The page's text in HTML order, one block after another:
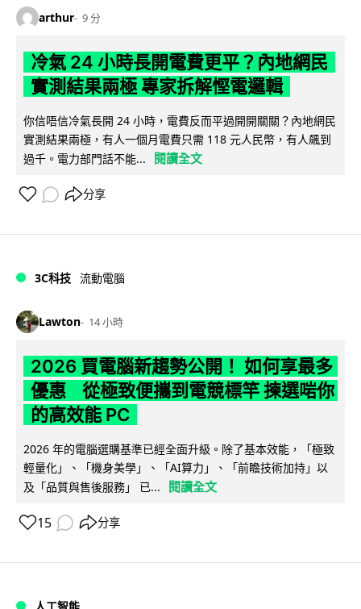
arthur 9 分
冷氣 24 小時長開電費更平？內地網民
實測結果兩極 專家拆解慳電邏輯
你信唔信冷氣長開 24 小時，電費反而平過開開關關？內地網民
實測結果兩極，有人一個月電費只需 118 元人民幣，有人飆到
過千。電力部門話不能...
閱讀全文
分享
3C科技 流動電腦
Lawton 14 小時
2026 買電腦新趨勢公開！ 如何享最多
優惠 從極致便攜到電競標竿 揀選啱你
的高效能 PC
2026 年的電腦選購基準已經全面升級。除了基本效能，「極致
輕量化」、「機身美學」、「AI算力」、「前瞻技術加持」以
及「品質與售後服務」 已...
閱讀全文
15 分享